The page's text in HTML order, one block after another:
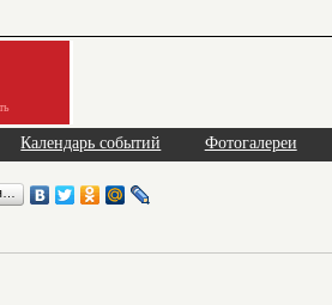
Календарь событий Фотогалереи